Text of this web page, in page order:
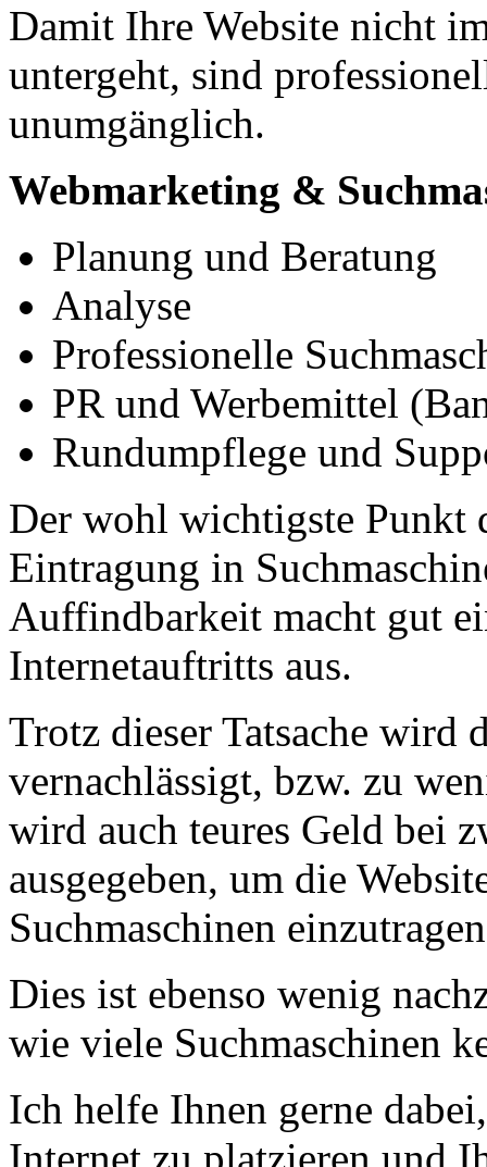
Damit Ihre Website nicht
untergeht, sind
unumgänglich.
Webmarketing &
Planung und Beratung
Analyse
Professionelle
PR und Werbemittel
Rundumpflege und
Der wohl wichtigste Punkt
Eintragung in
Auffindbarkeit macht gut
Internetauftritts aus.
Trotz dieser Tatsache wird
vernachlässigt, bzw. zu
wird auch teures Geld bei
ausgegeben, um die
Suchmaschinen
Dies ist ebenso wenig
wie viele Suchmaschinen
Ich helfe Ihnen gerne
Internet zu platzieren und